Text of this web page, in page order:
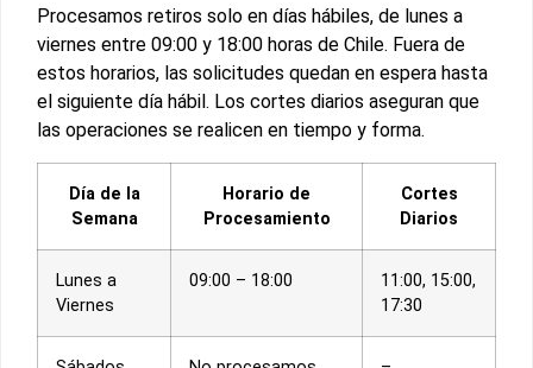
Procesamos retiros solo en días hábiles, de lunes a
viernes entre 09:00 y 18:00 horas de Chile. Fuera de
estos horarios, las solicitudes quedan en espera hasta
el siguiente día hábil. Los cortes diarios aseguran que
las operaciones se realicen en tiempo y forma.
Día de la
Semana
Horario de
Procesamiento
Cortes
Diarios
Lunes a
Viernes
09:00 – 18:00
11:00, 15:00,
17:30